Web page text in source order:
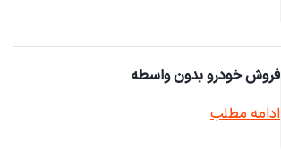
فروش خودرو بدون واسطه
ادامه مطلب